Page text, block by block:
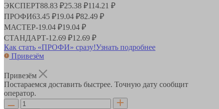
ЭКСПЕРТ88.83 ₽25.38 ₽114.21 ₽
ПРОФИ63.45 ₽19.04 ₽82.49 ₽
МАСТЕР-19.04 ₽19.04 ₽
СТАНДАРТ-12.69 ₽12.69 ₽
Как стать «ПРОФИ» сразу!Узнать подробнее
Привезём
Привезём
Постараемся доставить быстрее. Точную дату сообщит
оператор.